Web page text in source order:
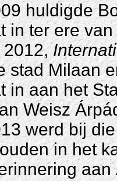
huldigde
in ter ere
2012,
stad Milaan
in aan het
Weisz
werd bij
in het